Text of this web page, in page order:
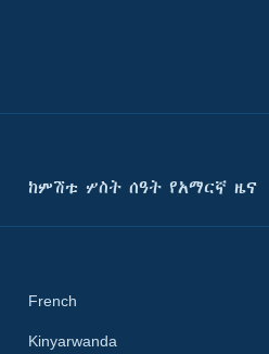
ከምሽቱ ሦስት ሰዓት የአማርኛ ዜና
French
Kinyarwanda